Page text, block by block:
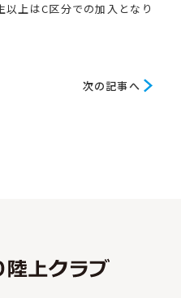
以上はC区分での加入となり
次
次の記事へ